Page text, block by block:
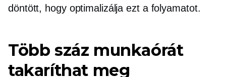
döntött, hogy optimalizálja ezt a folyamatot.
Több száz munkaórát
takaríthat meg